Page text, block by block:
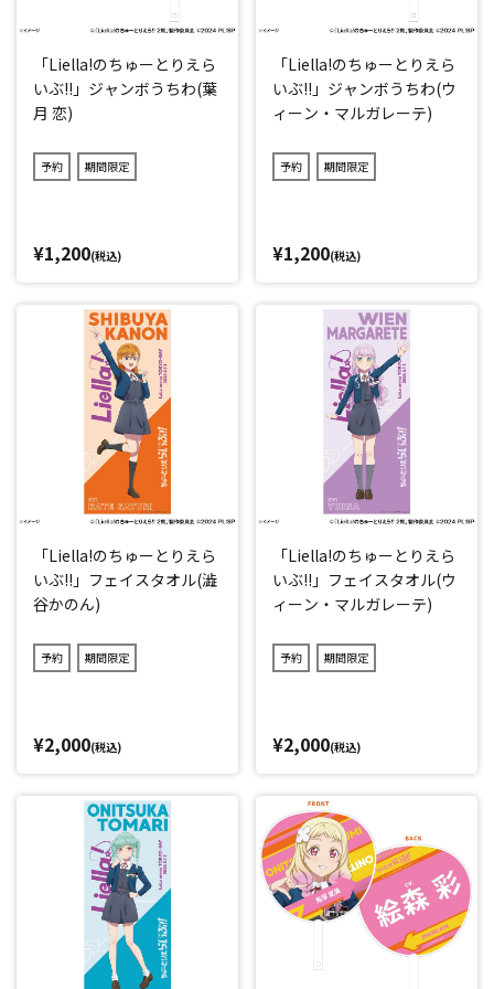
「Liella!のちゅーとりえら
いぶ!!」ジャンボうちわ(葉
月 恋)
予約 期間限定
¥1,200(税込)
「Liella!のちゅーとりえら
いぶ!!」ジャンボうちわ(ウ
ィーン・マルガレーテ)
予約 期間限定
¥1,200(税込)
「Liella!のちゅーとりえら
いぶ!!」フェイスタオル(澁
谷かのん)
予約 期間限定
¥2,000(税込)
「Liella!のちゅーとりえら
いぶ!!」フェイスタオル(ウ
ィーン・マルガレーテ)
予約 期間限定
¥2,000(税込)